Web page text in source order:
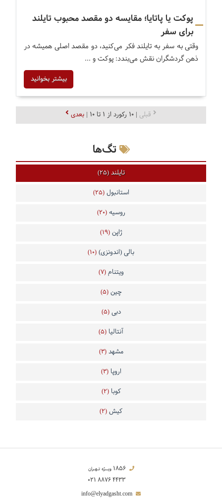
پوکت یا پاتایا؛ مقایسه دو مقصد محبوب تایلند
برای سفر
وقتی به سفر به تایلند فکر می‌کنید، دو مقصد اصلی همیشه در
ذهن گردشگران نقش می‌بندد: پوکت و ...
بیشتر بخوانید
قبلی | 10 رکورد از 1 تا 10 | بعدی
تگ‌ها
تایلند(25)
استانبول(25)
روسیه(20)
ژاپن(19)
بالی (اندونزی) (10)
ویتنام(7)
چین(5)
دبی(5)
آنتالیا (5)
مشهد(3)
اروپا(3)
کوبا(2)
کیش (2)
ویــژه تـهـران1856
021 8876 4433